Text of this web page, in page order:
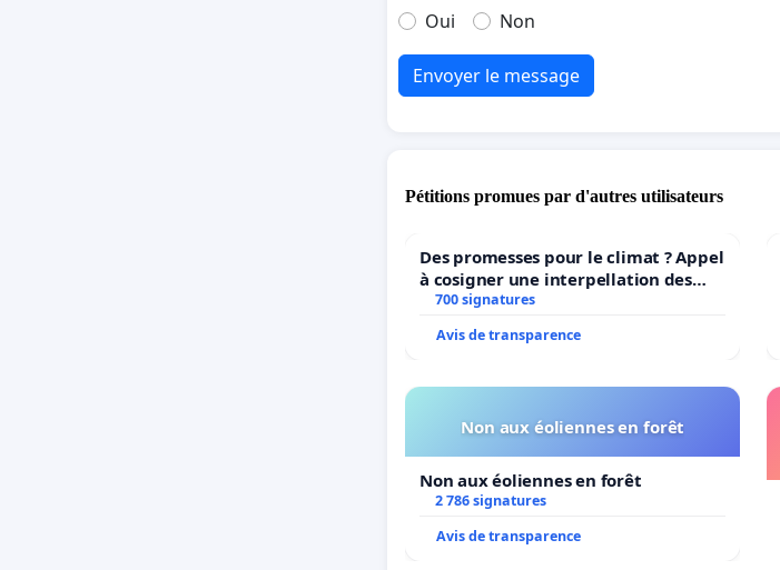
Oui
Non
Envoyer le message
Pétitions promues par d'autres utilisateurs
Des promesses pour le climat ? Appel
à cosigner une interpellation des
ministres wallons du climat et de
700 signatures
Avis de transparence
Non aux éoliennes en forêt
Non aux éoliennes en forêt
2 786 signatures
Avis de transparence